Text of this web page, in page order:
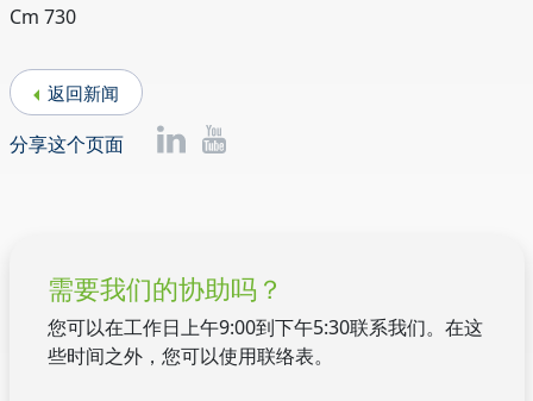
Cm 730
返回新闻
分享这个页面
需要我们的协助吗？
您可以在工作日上午9:00到下午5:30联系我们。在这
些时间之外，您可以使用联络表。